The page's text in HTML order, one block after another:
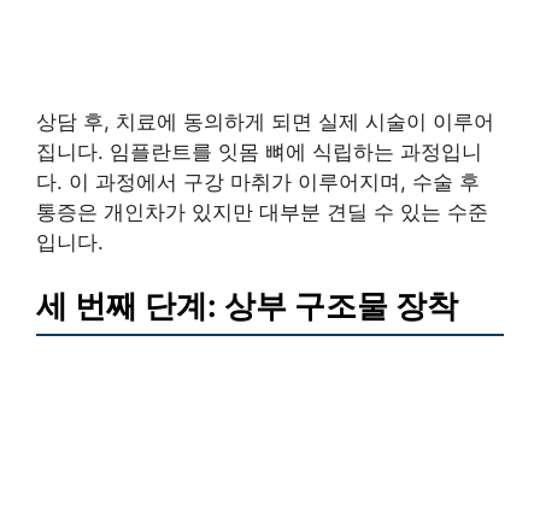
상담 후, 치료에 동의하게 되면 실제 시술이 이루어
집니다. 임플란트를 잇몸 뼈에 식립하는 과정입니
다. 이 과정에서 구강 마취가 이루어지며, 수술 후
통증은 개인차가 있지만 대부분 견딜 수 있는 수준
입니다.
세 번째 단계: 상부 구조물 장착